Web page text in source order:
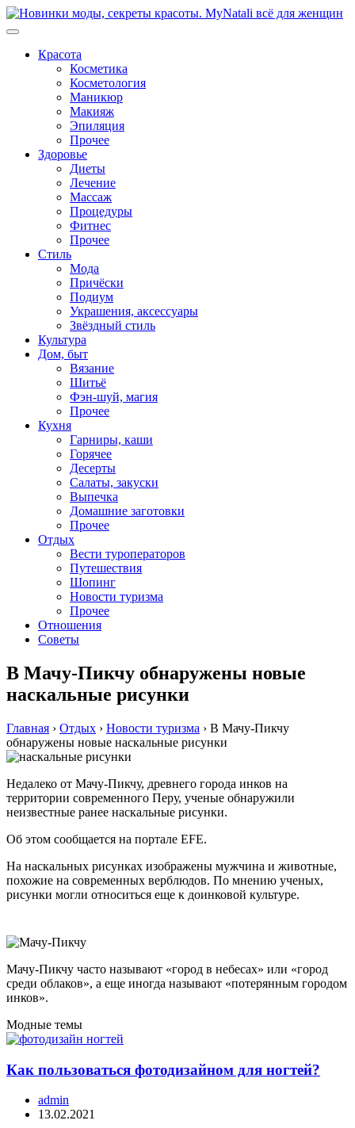
Перейти
к
Красота
Косметика
Косметология
Маникюр
Макияж
Эпиляция
Прочее
Здоровье
Диеты
Лечение
Массаж
Процедуры
Фитнес
Прочее
Стиль
Мода
Причёски
Подиум
Украшения, аксессуары
Звёздный стиль
Культура
Дом, быт
Вязание
Шитьё
Фэн-шуй, магия
Прочее
Кухня
Гарниры, каши
Горячее
Десерты
Салаты, закуски
Выпечка
Домашние заготовки
Прочее
Отдых
Вести туроператоров
Путешествия
Шопинг
Новости туризма
Прочее
Отношения
Советы
В Мачу-Пикчу обнаружены новые
наскальные рисунки
Главная › Отдых › Новости туризма › В Мачу-Пикчу
обнаружены новые наскальные рисунки
Недалеко от Мачу-Пикчу, древнего города инков на
территории современного Перу, ученые обнаружили
неизвестные ранее наскальные рисунки.
Об этом сообщается на портале EFE.
На наскальных рисунках изображены мужчина и животные,
похожие на современных верблюдов. По мнению ученых,
рисунки могли относиться еще к доинковой культуре.
Мачу-Пикчу часто называют «город в небесах» или «город
среди облаков», а еще иногда называют «потерянным городом
инков».
Модные темы
Как пользоваться фотодизайном для ногтей?
admin
13.02.2021